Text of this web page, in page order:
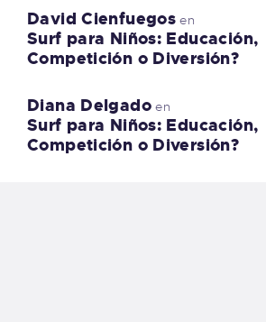
David Cienfuegos en
Surf para Niños: Educación,
Competición o Diversión?
Diana Delgadoen
Surf para Niños: Educación,
Competición o Diversión?